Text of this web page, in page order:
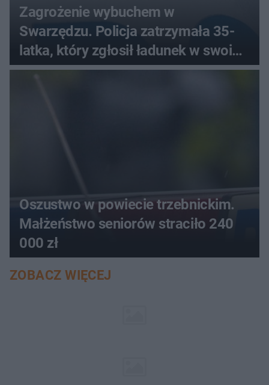
Zagrożenie wybuchem w
Swarzędzu. Policja zatrzymała 35-
latka, który zgłosił ładunek w swoim
aucie
Oszustwo w powiecie trzebnickim.
Małżeństwo seniorów straciło 240
000 zł
ZOBACZ WIĘCEJ